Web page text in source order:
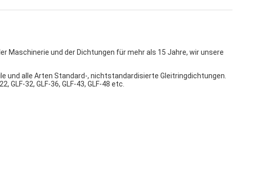
Maschinerie und der Dichtungen für mehr als 15 Jahre, wir unsere
und alle Arten Standard-, nichtstandardisierte Gleitringdichtungen.
GLF-32, GLF-36, GLF-43, GLF-48 etc.